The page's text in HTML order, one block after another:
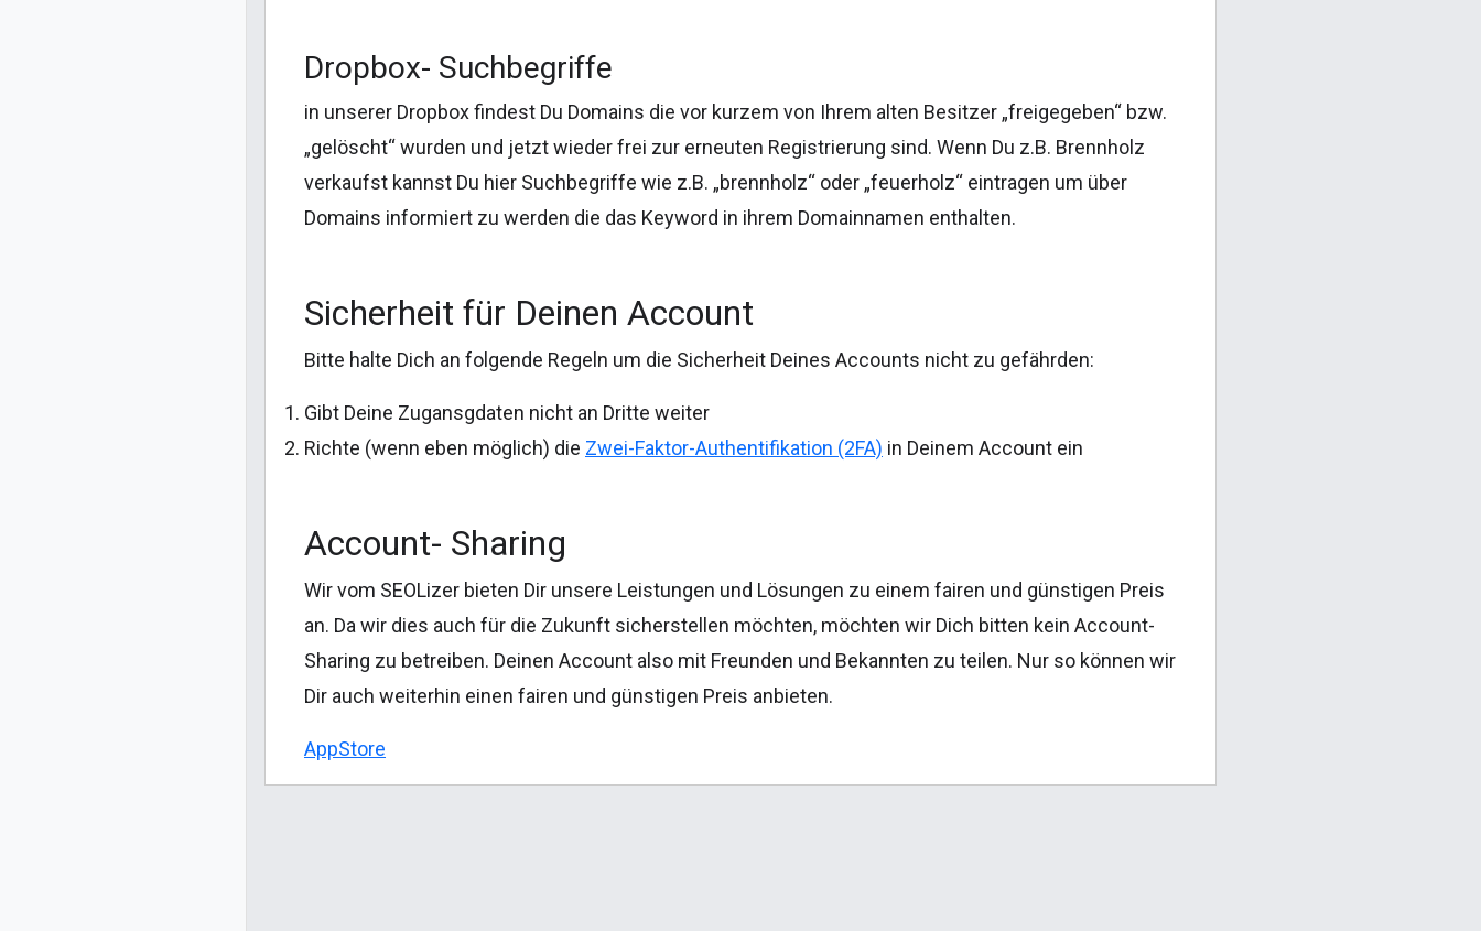
Dropbox- Suchbegriffe
in unserer Dropbox findest Du Domains die vor kurzem von Ihrem alten Besitzer „freigegeben“ bzw.
„gelöscht“ wurden und jetzt wieder frei zur erneuten Registrierung sind. Wenn Du z.B. Brennholz
verkaufst kannst Du hier Suchbegriffe wie z.B. „brennholz“ oder „feuerholz“ eintragen um über
Domains informiert zu werden die das Keyword in ihrem Domainnamen enthalten.
Sicherheit für Deinen Account
Bitte halte Dich an folgende Regeln um die Sicherheit Deines Accounts nicht zu gefährden:
Gibt Deine Zugansgdaten nicht an Dritte weiter
Richte (wenn eben möglich) die Zwei-Faktor-Authentifikation (2FA) in Deinem Account ein
Account- Sharing
Wir vom SEOLizer bieten Dir unsere Leistungen und Lösungen zu einem fairen und günstigen Preis
an. Da wir dies auch für die Zukunft sicherstellen möchten, möchten wir Dich bitten kein Account-
Sharing zu betreiben. Deinen Account also mit Freunden und Bekannten zu teilen. Nur so können wir
Dir auch weiterhin einen fairen und günstigen Preis anbieten.
AppStore